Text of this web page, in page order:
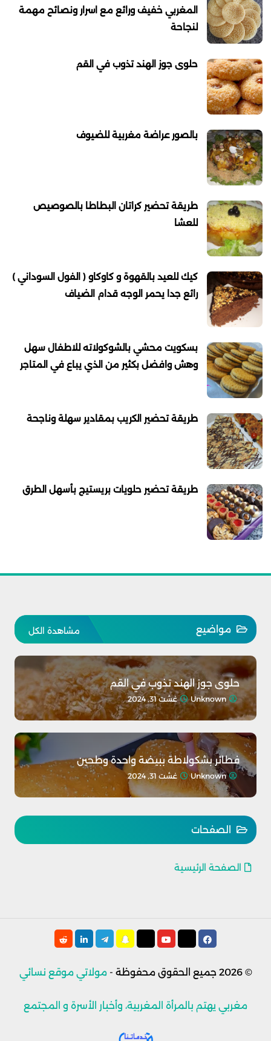
المغربي خفيف ورائع مع اسرار ونصائح مهمة
لنجاحة
حلوى جوز الهند تذوب في القم
بالصور عراضة مغربية للضيوف
طريقة تحضير كراتان البطاطا بالصوصيص
للعشا
كيك للعيد بالقهوة و كاوكاو ( الفول السوداني )
رائع جدا يحمر الوجه قدام الضياف
بسكويت محشي بالشوكولاته للاطفال سهل
وهش وافضل بكثير من الذي يباع في المتاجر
طريقة تحضير الكريب بمقادير سهلة وناجحة
طريقة تحضير حلويات بريستيج بأسهل الطرق
مشاهدة الكل مواضيع
حلوى جوز الهند تذوب في القم
Unknown غشت 31, 2024
فطائر بشكولاطة ببيضة واحدة وطحين
Unknown غشت 31, 2024
الصفحات
الصفحة الرئيسية
© 2026 جميع الحقوق محفوظة -مولاتي موقع نسائي
مغربي يهتم بالمرأة المغربية، وأخبار الأسرة و المجتمع